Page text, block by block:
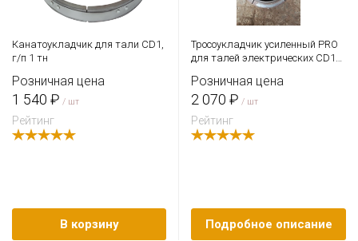
Канатоукладчик для тали CD1,
г/п 1 тн
Розничная цена
1 540 ₽ / шт
Рейтинг
В корзину
Тросоукладчик усиленный PRO
для талей электрических CD1
Розничная цена
2 070 ₽ / шт
Рейтинг
Подробное описание